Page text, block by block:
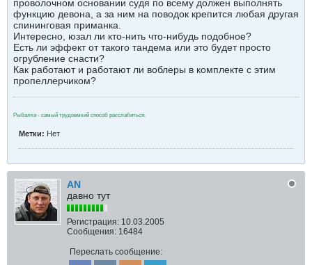
проволочном основании судя по всему должен выполнять
функцию девона, а за ним на поводок крепится любая другая
спининговая приманка.
Интересно, юзал ли кто-нить что-нибудь подобное?
Есть ли эффект от такого тандема или это будет просто
огрубление снасти?
Как работают и работают ли воблеры в комплекте с этим
пропеллерчиком?
Рыбалка - самый трудоемкий способ расслабиться.
Метки: Нет
AN
давно тут
Регистрация: 10.03.2005
Сообщения: 16484
Переслать сообщение: